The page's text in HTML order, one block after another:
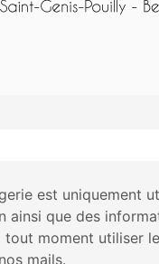
est uniquement
que des
moment utiliser
mails.